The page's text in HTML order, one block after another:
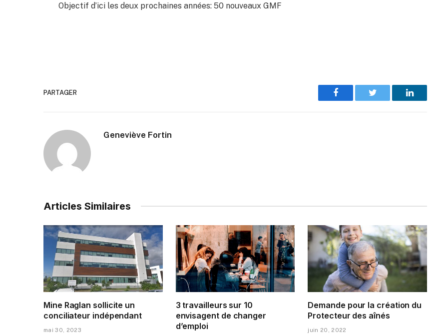
Objectif d’ici les deux prochaines années: 50 nouveaux GMF
PARTAGER
Facebook Twitter LinkedIn
Geneviève Fortin
Articles Similaires
Mine Raglan sollicite un
conciliateur indépendant
mai 30, 2023
3 travailleurs sur 10
envisagent de changer
d’emploi
Demande pour la création du
Protecteur des aînés
juin 20, 2022